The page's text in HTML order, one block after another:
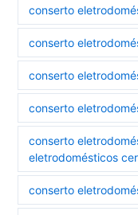
conserto
conserto
conserto
conserto
conserto
eletrodomésticos
conserto